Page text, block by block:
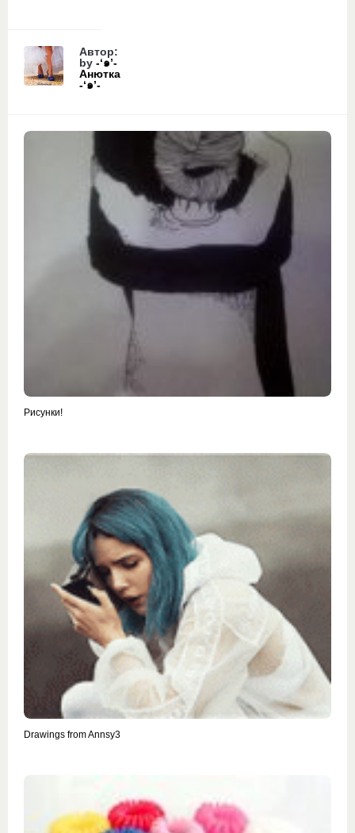
Автор:
by -‘๑’-
Анютка
-‘๑’-
Рисунки!
Drawings from Annsy3